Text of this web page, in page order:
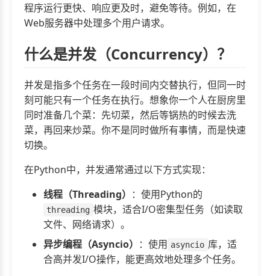
程序运行更快、响应更及时，避免等待。例如，在
Web服务器中处理多个用户请求。
什么是并发（Concurrency）？
并发是指多个任务在一段时间内交替执行，但同一时
刻可能只有一个任务在执行。想象你一个人在厨房里
同时准备几个菜：先切菜，然后等锅热的时候去洗
菜，再回来炒菜。你不是同时做所有事情，而是快速
切换。
在Python中，并发通常通过以下方式实现：
线程（Threading） ：使用Python的
threading 模块，适合I/O密集型任务（如读取
文件、网络请求）。
异步编程（Asyncio） ：使用 asyncio 库，适
合高并发I/O操作，能更高效地处理多个任务。